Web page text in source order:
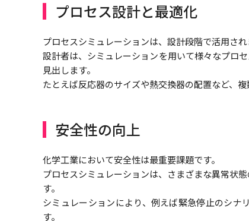
プロセス設計と最適化
プロセスシミュレーションは、設計段階で活用され
設計者は、シミュレーションを用いて様々なプロ
見出します。
たとえば反応器のサイズや熱交換器の配置など、
安全性の向上
化学工業において安全性は最重要課題です。
プロセスシミュレーションは、さまざまな異常状
す。
シミュレーションにより、例えば緊急停止のシ
す。